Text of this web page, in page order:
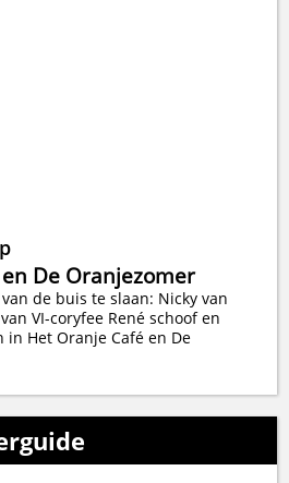
De Oranjezomer
de buis te slaan: Nicky van
VI-coryfee René schoof en
Het Oranje Café en De